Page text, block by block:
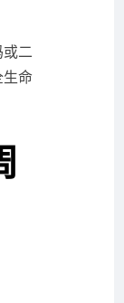
二
生命